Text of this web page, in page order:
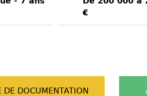
€
DE DOCUMENTATION